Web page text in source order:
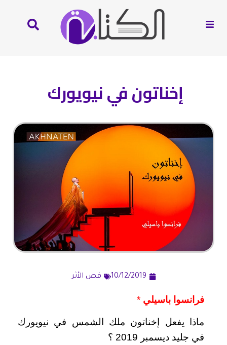
إخناتون في نيويورك
10/12/2019 قص الأثر
فرانسوا باسيلي *
ماذا يفعل إخناتون ملك الشمس في نيويورك
في جليد ديسمبر 2019 ؟